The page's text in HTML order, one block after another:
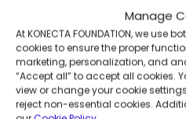
Manage
At KONECTA FOUNDATION, we
cookies to ensure the proper
marketing, personalization, and
“Accept all” to accept all cookies.
view or change your cookie
reject non-essential cookies.